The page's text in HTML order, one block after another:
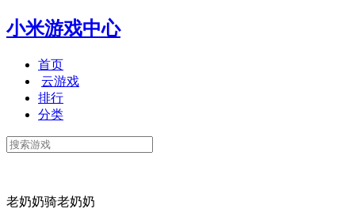
小米游戏中心
首页
云游戏
排行
分类
老奶奶骑老奶奶